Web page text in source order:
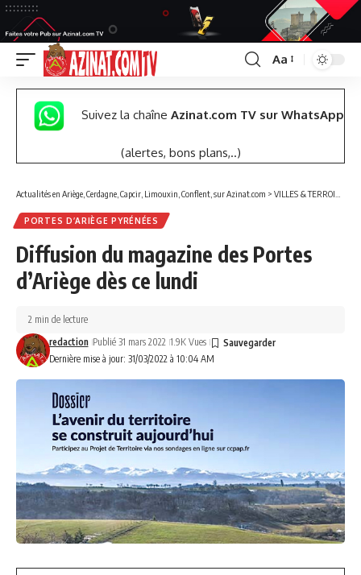
Font
Resizer
Aa
Suivez la chaîne Azinat.com TV sur WhatsApp
(alertes, bons plans,..)
Actualités en Ariège, Cerdagne, Capcir, Limouxin, Conflent, sur Azinat.com > VILLES & TERROIRS DES PYRÉNÉES EST
PORTES D’ARIÈGE PYRÉNÉES
Diffusion du magazine des Portes
d’Ariège dès ce lundi
Dernière mise à jour: 31/03/2022 à 10:04 AM
redaction Publié 31 mars 2022 1.9K Vues
2 min de lecture